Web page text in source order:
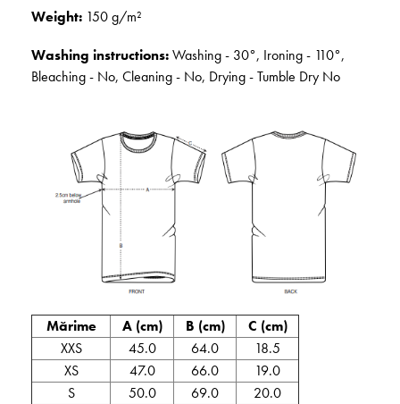
Weight: 150 g/m²
Washing instructions:Washing - 30°, Ironing - 110°,
Bleaching - No, Cleaning - No, Drying - Tumble Dry No
Mărime A (cm) B (cm)
C (cm)
XXS
45.0 64.0
18.5
XS
47.0 66.0
19.0
S
50.0 69.0
20.0